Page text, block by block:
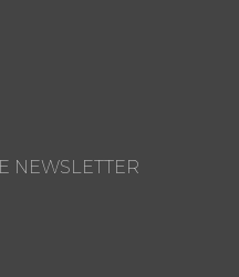
NEWSLETTER